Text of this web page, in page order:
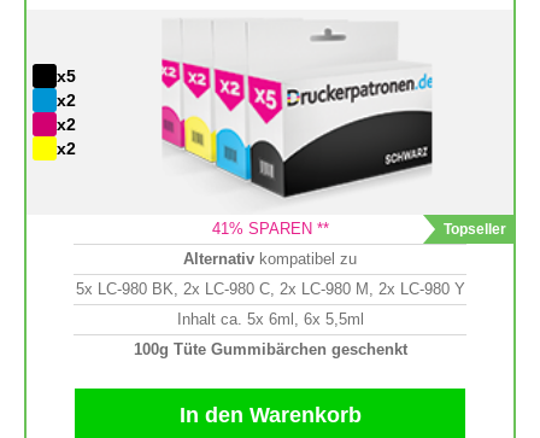
x5
x2
x2
x2
41% SPAREN **
Alternativ kompatibel zu
5x LC-980 BK, 2x LC-980 C, 2x LC-980 M, 2x LC-980 Y
Inhalt ca. 5x 6ml, 6x 5,5ml
100g Tüte Gummibärchen geschenkt
In den Warenkorb